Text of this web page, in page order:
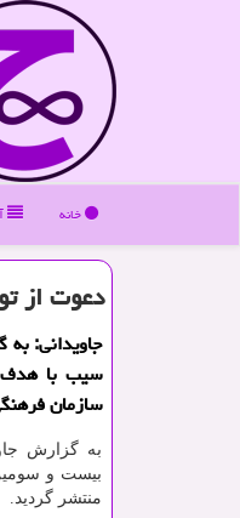
خانه
دعوت از
جاویدانی:
سیب با هدف
سازمان
به گزارش
منتشر گردید.